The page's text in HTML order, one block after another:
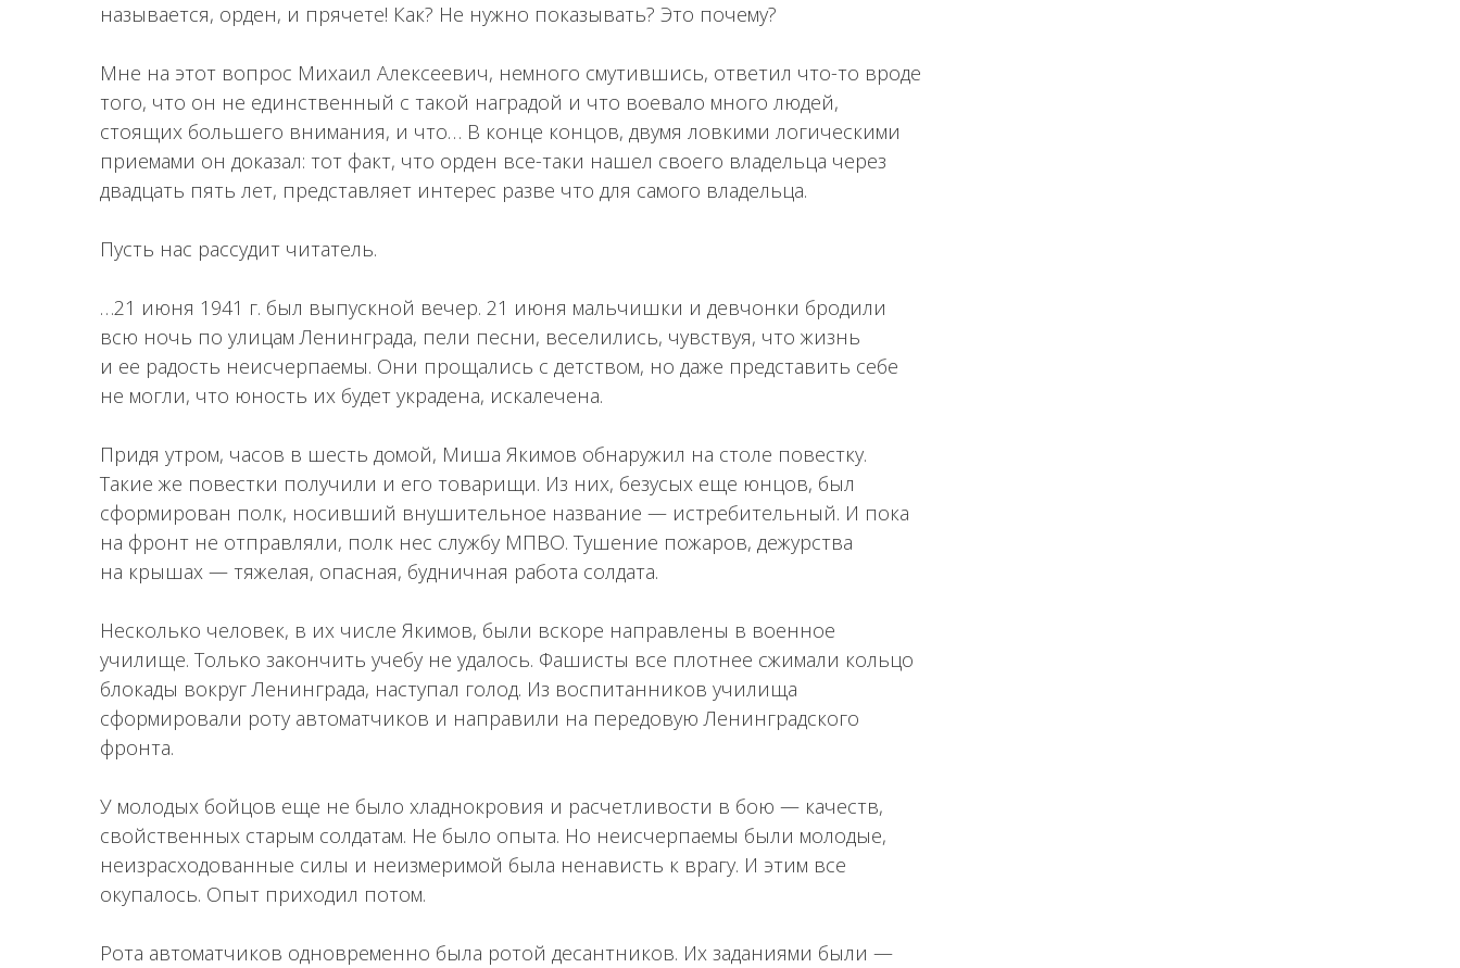
называется, орден, и прячете! Как? Не нужно показывать? Это почему?
Мне на этот вопрос Михаил Алексеевич, немного смутившись, ответил что-то вроде
того, что он не единственный с такой наградой и что воевало много людей,
стоящих большего внимания, и что… В конце концов, двумя ловкими логическими
приемами он доказал: тот факт, что орден все-таки нашел своего владельца через
двадцать пять лет, представляет интерес разве что для самого владельца.
Пусть нас рассудит читатель.
…21 июня 1941 г. был выпускной вечер. 21 июня мальчишки и девчонки бродили
всю ночь по улицам Ленинграда, пели песни, веселились, чувствуя, что жизнь
и ее радость неисчерпаемы. Они прощались с детством, но даже представить себе
не могли, что юность их будет украдена, искалечена.
Придя утром, часов в шесть домой, Миша Якимов обнаружил на столе повестку.
Такие же повестки получили и его товарищи. Из них, безусых еще юнцов, был
сформирован полк, носивший внушительное название — истребительный. И пока
на фронт не отправляли, полк нес службу МПВО. Тушение пожаров, дежурства
на крышах — тяжелая, опасная, будничная работа солдата.
Несколько человек, в их числе Якимов, были вскоре направлены в военное
училище. Только закончить учебу не удалось. Фашисты все плотнее сжимали кольцо
блокады вокруг Ленинграда, наступал голод. Из воспитанников училища
сформировали роту автоматчиков и направили на передовую Ленинградского
фронта.
У молодых бойцов еще не было хладнокровия и расчетливости в бою — качеств,
свойственных старым солдатам. Не было опыта. Но неисчерпаемы были молодые,
неизрасходованные силы и неизмеримой была ненависть к врагу. И этим все
окупалось. Опыт приходил потом.
Рота автоматчиков одновременно была ротой десантников. Их заданиями были —